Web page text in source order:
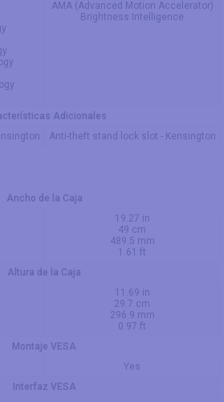
AMA (Advanced Motion Accelerator)
Brightness Intelligence
Adicionales
Anti-theft stand lock slot - Kensington
Ancho de la Caja
19.27 in
49 cm
489.5 mm
1.61 ft
Altura de la Caja
11.69 in
29.7 cm
296.9 mm
0.97 ft
Montaje VESA
Yes
Interfaz VESA